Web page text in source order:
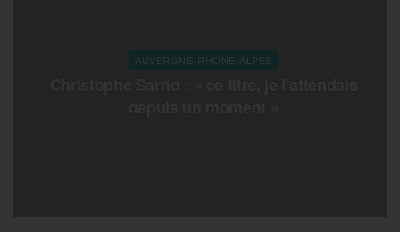
AUVERGNE-RHONE-ALPES